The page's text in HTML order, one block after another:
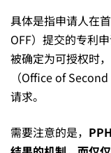
力
加
速
具体是指申请人在
OFF）提交的专利
被确定为可授权时
（Office of
请求。
需要注意的是，